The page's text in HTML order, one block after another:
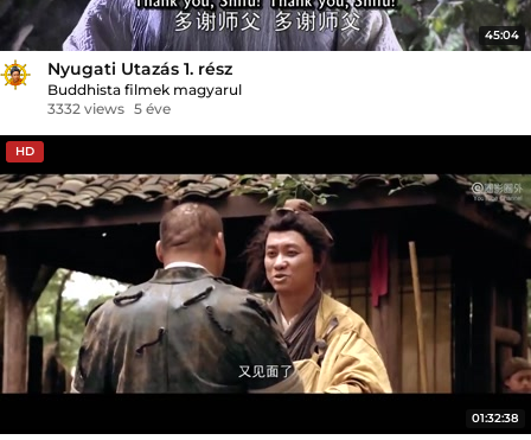
45:04
Nyugati Utazás 1. rész
Buddhista filmek magyarul
3332 views 5 éve
HD
01:32:38